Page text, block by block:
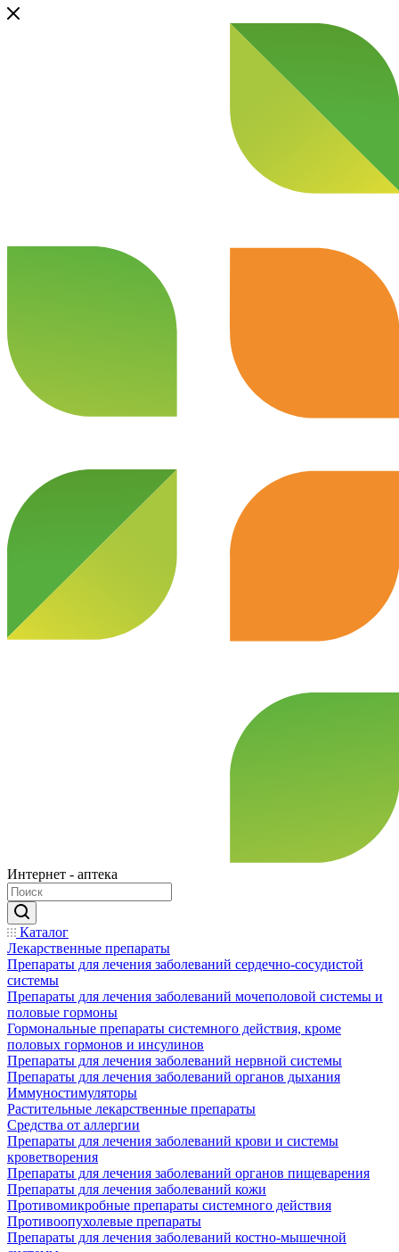
Интернет - аптека
Каталог
Лекарственные препараты
Препараты для лечения заболеваний сердечно-сосудистой
системы
Препараты для лечения заболеваний мочеполовой системы и
половые гормоны
Гормональные препараты системного действия, кроме
половых гормонов и инсулинов
Препараты для лечения заболеваний нервной системы
Препараты для лечения заболеваний органов дыхания
Иммуностимуляторы
Растительные лекарственные препараты
Средства от аллергии
Препараты для лечения заболеваний крови и системы
кроветворения
Препараты для лечения заболеваний органов пищеварения
Препараты для лечения заболеваний кожи
Противомикробные препараты системного действия
Противоопухолевые препараты
Препараты для лечения заболеваний костно-мышечной